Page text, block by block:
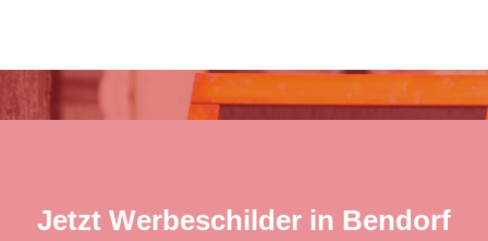
Jetzt Werbeschilder in Bendorf